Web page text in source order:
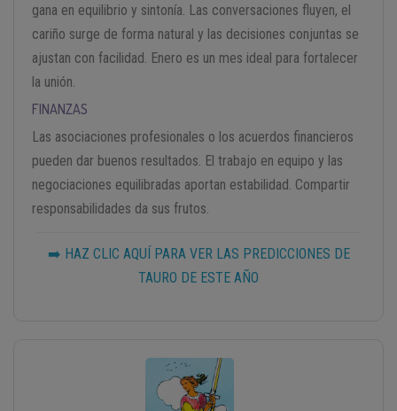
gana en equilibrio y sintonía. Las conversaciones fluyen, el
cariño surge de forma natural y las decisiones conjuntas se
ajustan con facilidad. Enero es un mes ideal para fortalecer
la unión.
FINANZAS
Las asociaciones profesionales o los acuerdos financieros
pueden dar buenos resultados. El trabajo en equipo y las
negociaciones equilibradas aportan estabilidad. Compartir
responsabilidades da sus frutos.
➡️ HAZ CLIC AQUÍ PARA VER LAS PREDICCIONES DE
TAURO DE ESTE AÑO